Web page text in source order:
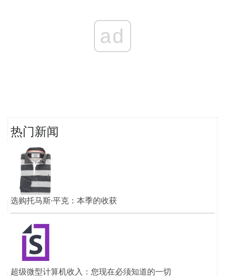
ad
热门新闻
选购托马斯·平克：本季的收获
超级微型计算机收入：您现在必须知道的一切